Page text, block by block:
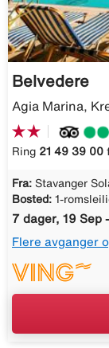
Belvedere
Agia Marina,
Ring 21 49 39 00
Fra: Stavanger
Bosted: 1-
7 dager, 19 Sep
Flere avganger